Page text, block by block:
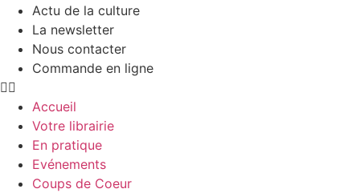
Actu de la culture
La newsletter
Nous contacter
Commande en ligne
Accueil
Votre librairie
En pratique
Evénements
Coups de Coeur